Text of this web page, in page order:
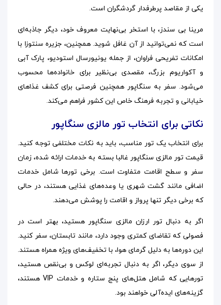
یکی از مقاصد پرطرفدار گردشگران است.
مرینا بی سندز، با استخر بی‌نهایت معروف خود، دیگر جاذبه‌ای
است که نمی‌توانید از آن غافل شوید. همچنین، جزیره سنتوزا با
امکانات تفریحی فراوان، از جمله یونیورسال استودیو، پارک آبی
و آکواریوم بزرگ، مقصدی بی‌نظیر برای خانواده‌ها محسوب
می‌شود. سفر به سنگاپور همچنین فرصتی برای کشف غذاهای
خیابانی و تجربه فرهنگ خاص این کشور فراهم می‌کند.
نکاتی برای انتخاب تور مالزی سنگاپور
برای انتخاب یک تور مناسب، باید به نکات مختلفی توجه کنید.
قیمت تور مالزی سنگاپور غالبا بسته به خدمات ارائه شده، زمان
سفر و سطح اقامت متفاوت است. برخی تورها شامل خدمات
اضافی مانند گشت شهری یا وعده‌های غذایی هستند، در حالی
که برخی دیگر تنها پرواز و اقامت را پوشش می‌دهند.
اگر به دنبال تور ارزان مالزی سنگاپور هستید، بهتر است در
فصولی که تقاضای کمتری وجود دارد، مانند تابستان، سفر کنید.
این دوره‌ها به دلیل گرمای هوا، با تخفیف‌های ویژه همراه هستند.
از سوی دیگر، اگر به دنبال تجربه‌ای لوکس و بی‌نقص هستید،
تورهایی که شامل هتل‌های پنج ستاره و خدمات VIP هستند،
گزینه‌های ایده‌آلی خواهند بود.